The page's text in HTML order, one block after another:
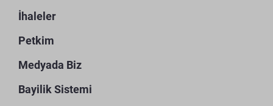
İhaleler
Petkim
Medyada Biz
Bayilik Sistemi